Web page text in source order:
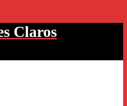
Claros